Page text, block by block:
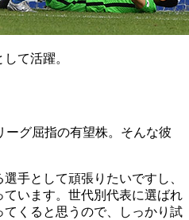
て活躍。
ーグ屈指の有望株。そんな彼
手として頑張りたいですし、
います。世代別代表に選ばれ
くると思うので、しっかり試